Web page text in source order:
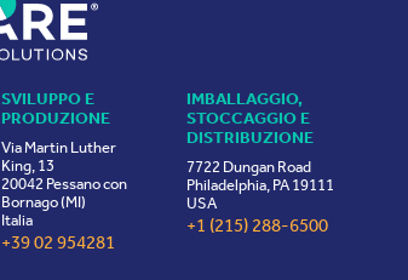
SVILUPPO E
PRODUZIONE
Via Martin Luther
King, 13
20042 Pessano con
Bornago (MI)
Italia
+39 02 954281
IMBALLAGGIO,
STOCCAGGIO E
DISTRIBUZIONE
7722 Dungan Road
Philadelphia, PA 19111
USA
+1 (215) 288-6500